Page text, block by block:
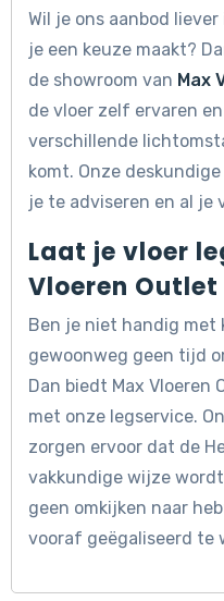
Wil je ons aanbod
je een keuze maakt?
de showroom van Max
de vloer zelf ervaren
verschillende
komt. Onze
je te adviseren en al je
Laat je vloer
Vloeren
Ben je niet handig met
gewoonweg geen tijd
Dan biedt Max
met onze legservice.
zorgen ervoor dat de
vakkundige wijze
geen omkijken naar
vooraf geëgaliseerd te